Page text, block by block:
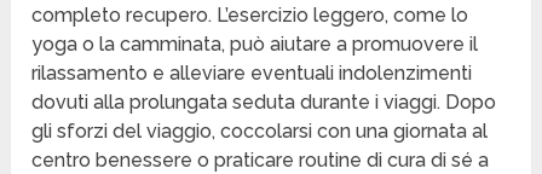
completo recupero. L’esercizio leggero, come lo
yoga o la camminata, può aiutare a promuovere il
rilassamento e alleviare eventuali indolenzimenti
dovuti alla prolungata seduta durante i viaggi. Dopo
gli sforzi del viaggio, coccolarsi con una giornata al
centro benessere o praticare routine di cura di sé a